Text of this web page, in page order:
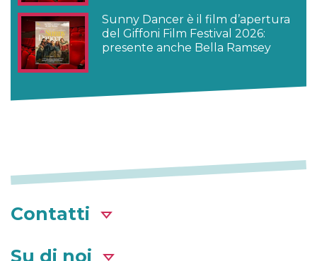
Sunny Dancer è il film d’apertura
del Giffoni Film Festival 2026:
presente anche Bella Ramsey
Contatti
Su di noi